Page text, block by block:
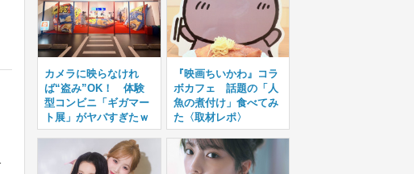
カメラに映らなけれ
ば“盗み”OK！ 体験
型コンビニ「ギガマー
ト展」がヤバすぎたｗ
『映画ちいかわ』コラ
ボカフェ 話題の「人
魚の煮付け」食べてみ
た〈取材レポ〉